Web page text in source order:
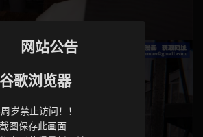
网站公告
歌浏览器
岁禁止访问！！
图保存此画面